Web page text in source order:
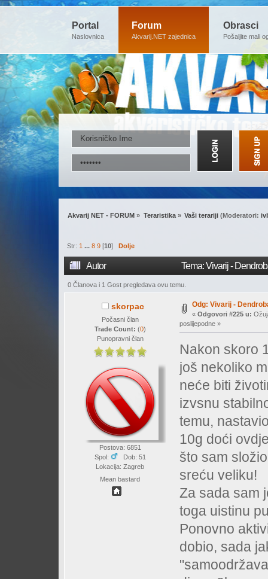
Portal
Naslovnica
Forum
Akvarij.NET zajednica
Obrasci
Pošaljite mali
Akvarij NET - FORUM » Teraristika» Vaši terariji (Moderatori:
Str:1 ...8 9 [10] Dolje
Autor Tema: Vivarij -
0 Članova i 1 Gost pregledava ovu temu.
skorpac
Počasni član
Trade Count: (0)
Punopravni član
Postova: 6851
Spol:
Dob: 51
Lokacija: Zagreb
Mean bastard
Odg: Vivarij -
« Odgovori #225 u:
poslijepodne »
Nakon skoro
još nekoliko
neće biti
izvsnu
temu,
10g doći
što sam
sreću veliku!
Za sada sam
toga uistinu
Ponovno
dobio, sada